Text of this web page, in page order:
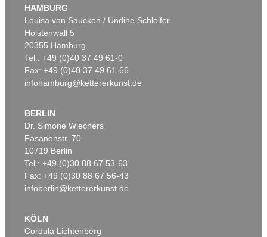
HAMBURG
Louisa von Saucken / Undine Schleifer
Holstenwall 5
20355 Hamburg
Tel.: +49 (0)40 37 49 61-0
Fax: +49 (0)40 37 49 61-66
infohamburg@kettererkunst.de
BERLIN
Dr. Simone Wiechers
Fasanenstr. 70
10719 Berlin
Tel.: +49 (0)30 88 67 53-63
Fax: +49 (0)30 88 67 56-43
infoberlin@kettererkunst.de
KÖLN
Cordula Lichtenberg